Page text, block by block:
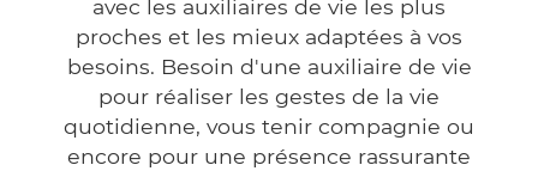
avec les auxiliaires de vie les plus
proches et les mieux adaptées à vos
besoins. Besoin d'une auxiliaire de vie
pour réaliser les gestes de la vie
quotidienne, vous tenir compagnie ou
encore pour une présence rassurante